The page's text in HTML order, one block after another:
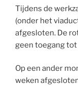
Tijdens de
(onder het
afgesloten. De
geen toegang
Op een ander
weken